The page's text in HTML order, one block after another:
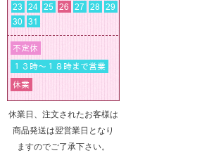
休業日、注文されたお客様は
商品発送は翌営業日となり
ますのでご了承下さい。